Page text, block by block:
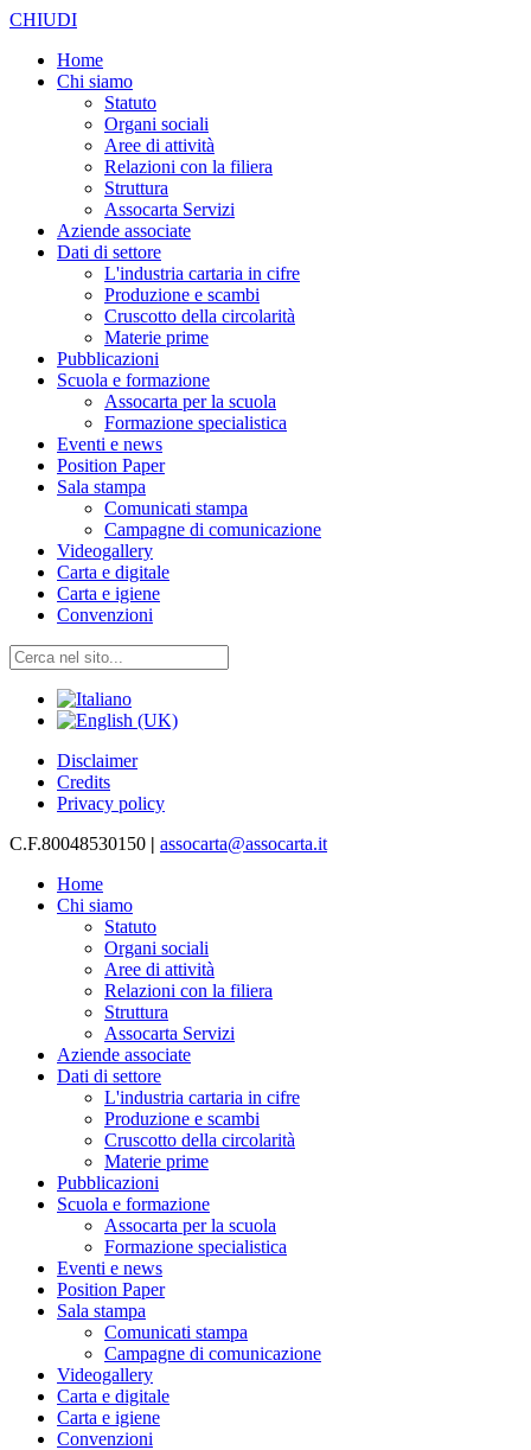
CHIUDI
Home
Chi siamo
Statuto
Organi sociali
Aree di attività
Relazioni con la filiera
Struttura
Assocarta Servizi
Aziende associate
Dati di settore
L'industria cartaria in cifre
Produzione e scambi
Cruscotto della circolarità
Materie prime
Pubblicazioni
Scuola e formazione
Assocarta per la scuola
Formazione specialistica
Eventi e news
Position Paper
Sala stampa
Comunicati stampa
Campagne di comunicazione
Videogallery
Carta e digitale
Carta e igiene
Convenzioni
Disclaimer
Credits
Privacy policy
C.F.80048530150 | assocarta@assocarta.it
Home
Chi siamo
Statuto
Organi sociali
Aree di attività
Relazioni con la filiera
Struttura
Assocarta Servizi
Aziende associate
Dati di settore
L'industria cartaria in cifre
Produzione e scambi
Cruscotto della circolarità
Materie prime
Pubblicazioni
Scuola e formazione
Assocarta per la scuola
Formazione specialistica
Eventi e news
Position Paper
Sala stampa
Comunicati stampa
Campagne di comunicazione
Videogallery
Carta e digitale
Carta e igiene
Convenzioni